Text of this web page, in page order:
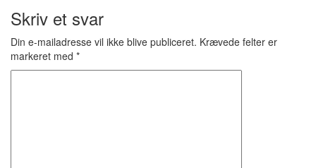
Skriv et svar
Din e-mailadresse vil ikke blive publiceret. Krævede felter er
markeret med *